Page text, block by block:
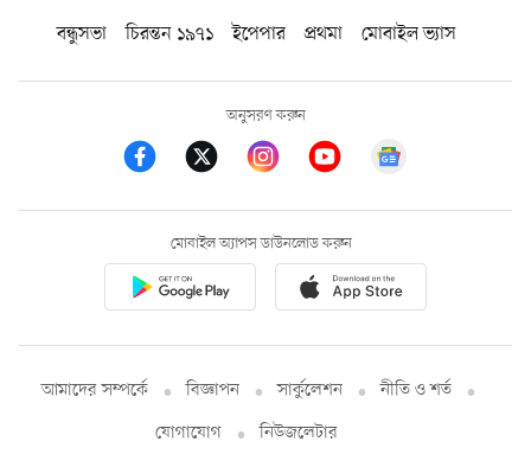
বন্ধুসভা
চিরন্তন ১৯৭১ ইপেপার প্রথমা মোবাইল ভ্যাস
অনুসরণ করুন
মোবাইল অ্যাপস ডাউনলোড করুন
আমাদের সম্পর্কে বিজ্ঞাপন সার্কুলেশন
নীতি ও শর্ত
যোগাযোগ
নিউজলেটার